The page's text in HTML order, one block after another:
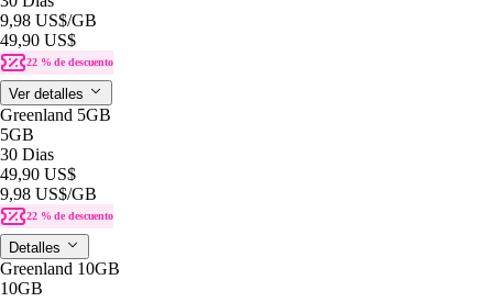
9,98 US$/GB
49,90 US$
22 % de descuento
Ver detalles
Greenland 5GB
5GB
30 Dias
49,90 US$
9,98 US$/GB
22 % de descuento
Detalles
Greenland 10GB
10GB